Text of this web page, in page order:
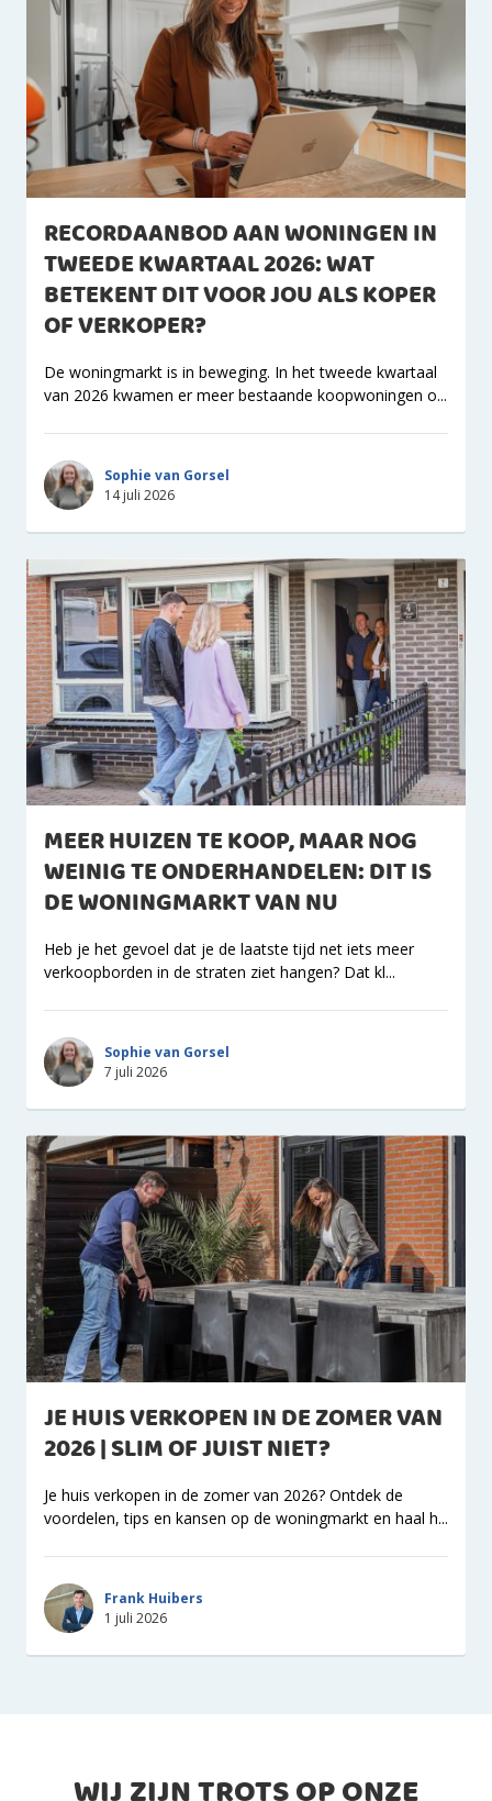
RECORDAANBOD AAN WONINGEN IN
TWEEDE KWARTAAL 2026: WAT
BETEKENT DIT VOOR JOU ALS KOPER
OF VERKOPER?
De woningmarkt is in beweging. In het tweede kwartaal
van 2026 kwamen er meer bestaande koopwoningen o...
Sophie van Gorsel
14 juli 2026
MEER HUIZEN TE KOOP, MAAR NOG
WEINIG TE ONDERHANDELEN: DIT IS
DE WONINGMARKT VAN NU
Heb je het gevoel dat je de laatste tijd net iets meer
verkoopborden in de straten ziet hangen? Dat kl...
Sophie van Gorsel
7 juli 2026
JE HUIS VERKOPEN IN DE ZOMER VAN
2026 | SLIM OF JUIST NIET?
Je huis verkopen in de zomer van 2026? Ontdek de
voordelen, tips en kansen op de woningmarkt en haal h...
Frank Huibers
1 juli 2026